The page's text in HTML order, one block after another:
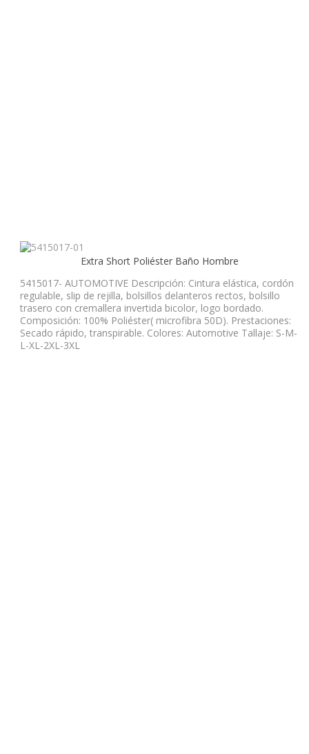
Extra Short Poliéster Baño Hombre
5415017- AUTOMOTIVE Descripción: Cintura elástica, cordón
regulable, slip de rejilla, bolsillos delanteros rectos, bolsillo
trasero con cremallera invertida bicolor, logo bordado.
Composición: 100% Poliéster( microfibra 50D). Prestaciones:
Secado rápido, transpirable. Colores: Automotive Tallaje: S-M-
L-XL-2XL-3XL